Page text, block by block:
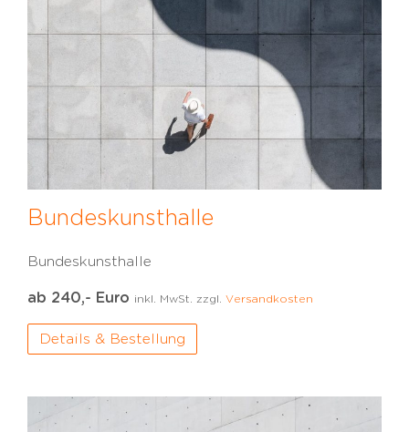
Bundeskunsthalle
Bundeskunsthalle
ab 240,- Euro inkl. MwSt. zzgl. Versandkosten
Details & Bestellung